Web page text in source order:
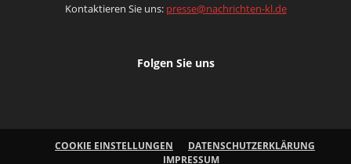
Kontaktieren Sie uns: presse@nachrichten-kl.de
Folgen Sie uns
COOKIE EINSTELLUNGEN
DATENSCHUTZERKLÄRUNG
IMPRESSUM